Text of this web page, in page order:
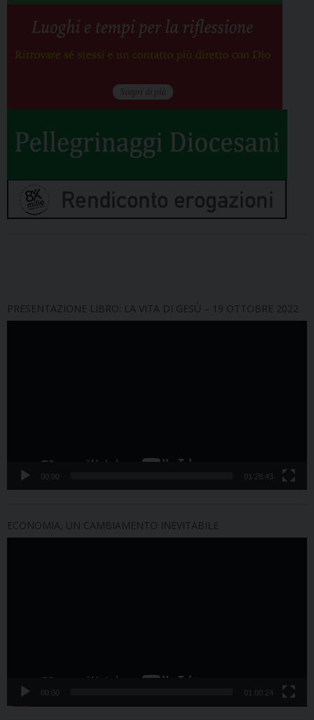
PRESENTAZIONE LIBRO: LA VITA DI GESÙ – 19 OTTOBRE 2022
00:00 01:28:43
ECONOMIA, UN CAMBIAMENTO INEVITABILE
00:00 01:00:24